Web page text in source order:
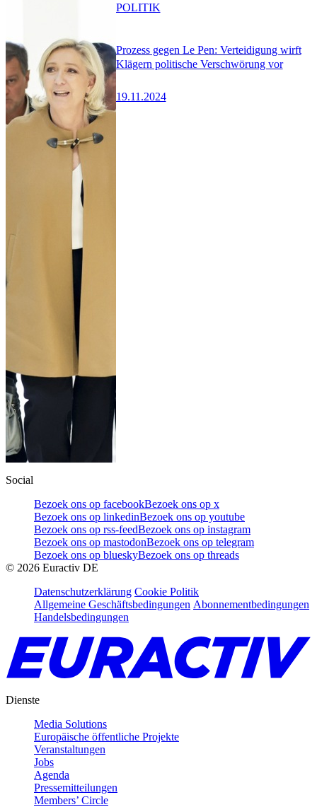
Prozess gegen Le Pen: Verteidigung wirft
Klägern politische Verschwörung vor
19.11.2024
POLITIK
Social
Bezoek ons op facebookBezoek ons op x
Bezoek ons op linkedinBezoek ons op youtube
Bezoek ons op rss-feedBezoek ons op instagram
Bezoek ons op mastodonBezoek ons op telegram
Bezoek ons op blueskyBezoek ons op threads
© 2026 Euractiv DE
Datenschutzerklärung Cookie Politik
Allgemeine Geschäftsbedingungen Abonnementbedingungen
Handelsbedingungen
Dienste
Media Solutions
Europäische öffentliche Projekte
Veranstaltungen
Jobs
Agenda
Pressemitteilungen
Members’ Circle